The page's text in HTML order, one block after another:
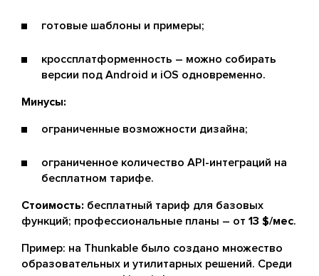
готовые шаблоны и примеры;
кроссплатформенность – можно собирать
версии под Android и iOS одновременно.
Минусы:
ограниченные возможности дизайна;
ограниченное количество API-интеграций на
бесплатном тарифе.
Стоимость: бесплатный тариф для базовых
функций; профессиональные планы – от 13 $/мес.
Пример: на Thunkable было создано множество
образовательных и утилитарных решений. Среди